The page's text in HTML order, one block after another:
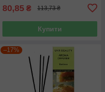
80,85 ₴ 113,73 ₴
Купити
–17%